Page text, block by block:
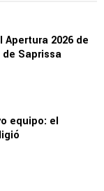
2026 de
Saprissa
equipo: el